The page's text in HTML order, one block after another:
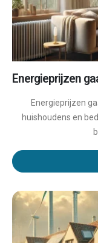
Energieprijzen
Energieprijzen
huishoudens en